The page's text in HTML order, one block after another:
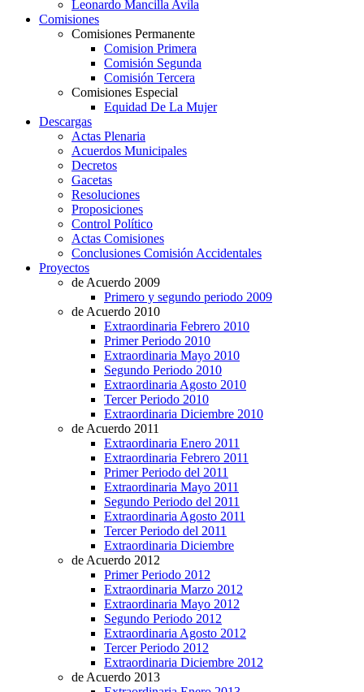
Leonardo Mancilla Avila
Comisiones
Comisiones Permanente
Comision Primera
Comisión Segunda
Comisión Tercera
Comisiones Especial
Equidad De La Mujer
Descargas
Actas Plenaria
Acuerdos Municipales
Decretos
Gacetas
Resoluciones
Proposiciones
Control Político
Actas Comisiones
Conclusiones Comisión Accidentales
Proyectos
de Acuerdo 2009
Primero y segundo periodo 2009
de Acuerdo 2010
Extraordinaria Febrero 2010
Primer Periodo 2010
Extraordinaria Mayo 2010
Segundo Periodo 2010
Extraordinaria Agosto 2010
Tercer Periodo 2010
Extraordinaria Diciembre 2010
de Acuerdo 2011
Extraordinaria Enero 2011
Extraordinaria Febrero 2011
Primer Periodo del 2011
Extraordinaria Mayo 2011
Segundo Periodo del 2011
Extraordinaria Agosto 2011
Tercer Periodo del 2011
Extraordinaria Diciembre
de Acuerdo 2012
Primer Periodo 2012
Extraordinaria Marzo 2012
Extraordinaria Mayo 2012
Segundo Periodo 2012
Extraordinaria Agosto 2012
Tercer Periodo 2012
Extraordinaria Diciembre 2012
de Acuerdo 2013